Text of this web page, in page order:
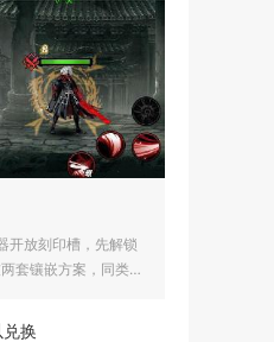
开放刻印槽，先解锁
套镶嵌方案，同类型
换